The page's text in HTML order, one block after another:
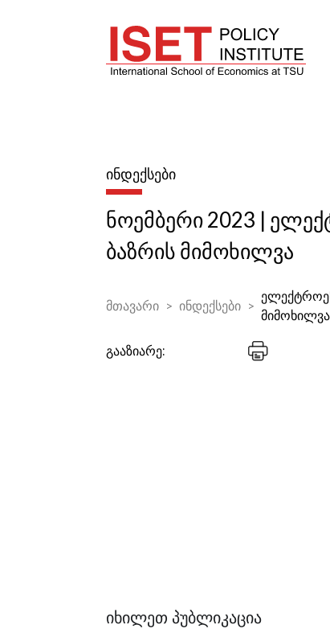
ᲘᲜᲓᲔᲥᲡᲔᲑᲘ
ნოემბერი 2023 |
ბაზრის მიმოხილვა
მთავარი ინდექსები
მიმოხილვა
გააზიარე:
ᲘᲮᲘᲚᲔᲗ ᲞᲣᲑᲚᲘᲙᲐᲪᲘᲐ